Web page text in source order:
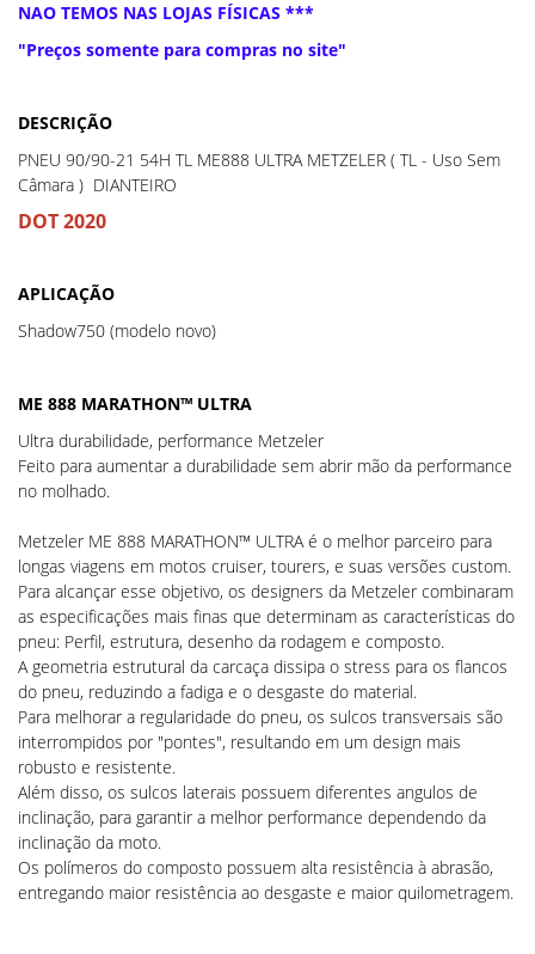
NAO TEMOS NAS LOJAS FÍSICAS ***
"Preços somente para compras no site"
DESCRIÇÃO
PNEU 90/90-21 54H TL ME888 ULTRA METZELER ( TL - Uso Sem
Câmara ) DIANTEIRO
DOT 2020
APLICAÇÃO
Shadow750 (modelo novo)
ME 888 MARATHON™ ULTRA
Ultra durabilidade, performance Metzeler
Feito para aumentar a durabilidade sem abrir mão da performance
no molhado.
Metzeler ME 888 MARATHON™ ULTRA é o melhor parceiro para
longas viagens em motos cruiser, tourers, e suas versões custom.
Para alcançar esse objetivo, os designers da Metzeler combinaram
as especificações mais finas que determinam as características do
pneu: Perfil, estrutura, desenho da rodagem e composto.
A geometria estrutural da carcaça dissipa o stress para os flancos
do pneu, reduzindo a fadiga e o desgaste do material.
Para melhorar a regularidade do pneu, os sulcos transversais são
interrompidos por "pontes", resultando em um design mais
robusto e resistente.
Além disso, os sulcos laterais possuem diferentes angulos de
inclinação, para garantir a melhor performance dependendo da
inclinação da moto.
Os polímeros do composto possuem alta resistência à abrasão,
entregando maior resistência ao desgaste e maior quilometragem.